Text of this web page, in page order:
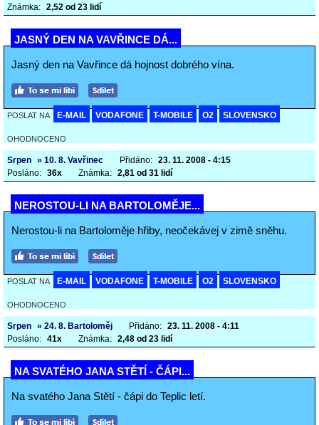
Známka: 2,52 od 23 lidí
JASNÝ DEN NA VAVŘINCE DÁ...
Jasný den na Vavřince dá hojnost dobrého vína.
POSLAT NA E-MAIL VODAFONE T-MOBILE O2 SLOVENSKO
OHODNOCENO
Srpen » 10. 8. Vavřinec Přidáno: 23. 11. 2008 - 4:15
Posláno: 36x Známka: 2,81 od 31 lidí
NEROSTOU-LI NA BARTOLOMĚJE...
Nerostou-li na Bartoloměje hřiby, neočekávej v zimě sněhu.
POSLAT NA E-MAIL VODAFONE T-MOBILE O2 SLOVENSKO
OHODNOCENO
Srpen » 24. 8. Bartoloměj Přidáno: 23. 11. 2008 - 4:11
Posláno: 41x Známka: 2,48 od 23 lidí
NA SVATÉHO JANA STĚTÍ - ČÁPI...
Na svatého Jana Stětí - čápi do Teplic letí.